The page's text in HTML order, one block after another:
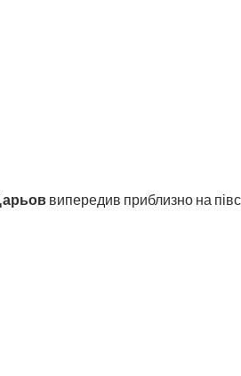
випередив приблизно на